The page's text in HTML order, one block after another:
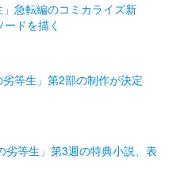
」急転編のコミカライズ新
ドを描く
等生」第2部の制作が決定
劣等生」第3週の特典小説、表